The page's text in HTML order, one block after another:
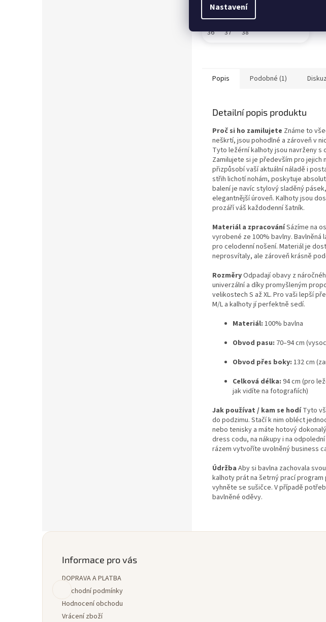
Nastavení
299 Kč
36 37 38
Popis Podobné (1)
Detailní popis produktu
Proč si ho zamilujete Známe to
neškrtí, jsou pohodlné a zároveň v
Tyto ležérní kalhoty jsou navrženy s
Zamilujete si je především pro jejich
přizpůsobí vaší aktuální náladě i
střih lichotí nohám, poskytuje
balení je navíc stylový sladěný
elegantnější úroveň. Kalhoty jsou
prozáří váš každodenní šatník.
Materiál a zpracováníSázíme na
vyrobené ze 100% bavlny.
pro celodenní nošení. Materiál je
neprosvítaly, ale zároveň krásně
RozměryOdpadají obavy z
univerzální a díky promyšleným
velikostech S až XL. Pro vaši lepší
M/L a kalhoty jí perfektně sedí.
Materiál: 100% bavlna
Obvod pasu: 70–94 cm
Obvod přes boky: 132 cm
Celková délka: 94 cm (pro
jak vidíte na fotografiích)
Jak používat / kam se hodíTyto
do podzimu. Stačí k nim obléct
nebo tenisky a máte hotový
dress codu, na nákupy i na
rázem vytvoříte uvolněný business
Údržba Aby si bavlna zachovala
kalhoty prát na šetrný prací
vyhněte se sušičce. V případě
bavlněné oděvy.
Informace pro vás
DOPRAVA A PLATBA
Obchodní podmínky
Hodnocení obchodu
Vrácení zboží